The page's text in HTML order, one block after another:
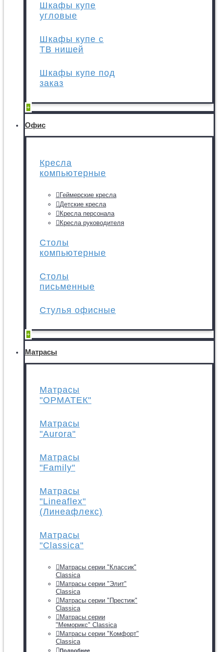
Шкафы купе
угловые
Шкафы купе с
ТВ нишей
Шкафы купе под
заказ
+
Офис
Кресла
компьютерные
Геймерские кресла
Детские кресла
Кресла персонала
Кресла руководителя
Столы
компьютерные
Столы
письменные
Стулья офисные
+
Матрасы
Матрасы
"ОРМАТЕК"
Матрасы
"Aurora"
Матрасы
"Family"
Матрасы
"Lineaflex"
(Линеафлекс)
Матрасы
"Classica"
Матрасы серии "Классик"
Classica
Матрасы серии "Элит"
Classica
Матрасы серии "Престиж"
Classica
Матрасы серии
"Меморикс" Classica
Матрасы серии "Комфорт"
Classica
Подробнее